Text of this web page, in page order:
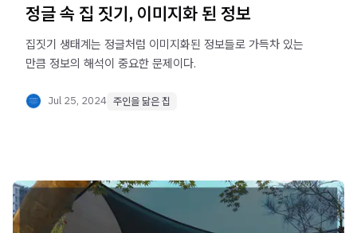
정글 속 집 짓기, 이미지화 된 정보
집짓기 생태계는 정글처럼 이미지화된 정보들로 가득차 있는
만큼 정보의 해석이 중요한 문제이다.
Jul 25, 2024 주인을 닮은 집